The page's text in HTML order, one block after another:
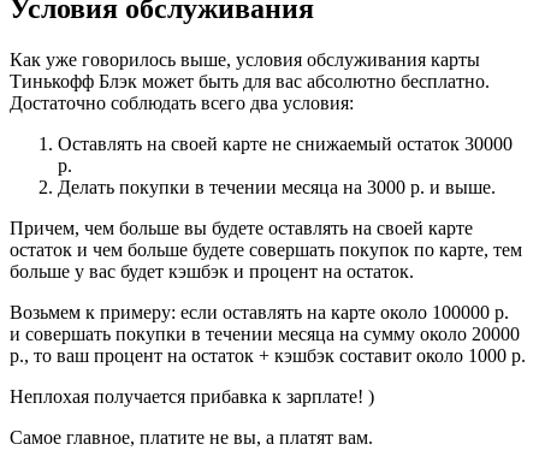
Условия обслуживания
Как уже говорилось выше, условия обслуживания карты
Тинькофф Блэк может быть для вас абсолютно бесплатно.
Достаточно соблюдать всего два условия:
Оставлять на своей карте не снижаемый остаток 30000
р.
Делать покупки в течении месяца на 3000 р. и выше.
Причем, чем больше вы будете оставлять на своей карте
остаток и чем больше будете совершать покупок по карте, тем
больше у вас будет кэшбэк и процент на остаток.
Возьмем к примеру: если оставлять на карте около 100000 р.
и совершать покупки в течении месяца на сумму около 20000
р., то ваш процент на остаток + кэшбэк составит около 1000 р.
Неплохая получается прибавка к зарплате! )
Самое главное, платите не вы, а платят вам.